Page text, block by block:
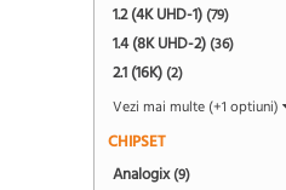
1.2 (4K UHD-1) (79)
1.4 (8K UHD-2) (36)
2.1 (16K) (2)
Vezi mai multe (+1 optiuni)
CHIPSET
Analogix(9)